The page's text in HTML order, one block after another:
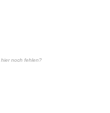
noch fehlen?